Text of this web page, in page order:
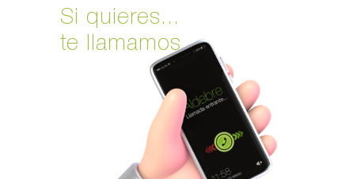
Si quieres...
te llamamos